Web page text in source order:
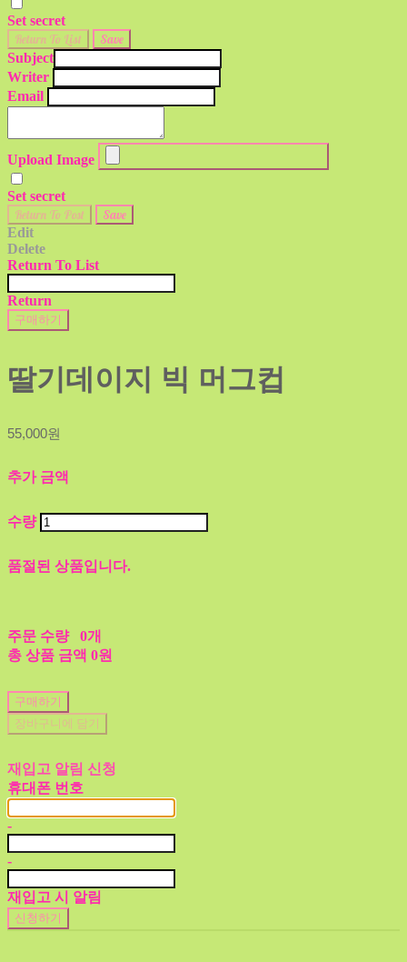
Set secret
Return To List Save
Subject
Writer
Email
Upload Image
Set secret
Return To Post Save
Edit
Delete
Return To List
Return
구매하기
딸기데이지 빅 머그컵
55,000원
추가 금액
수량
품절된 상품입니다.
주문 수량
0개
총 상품 금액 0원
구매하기
장바구니에 담기
재입고 알림 신청
휴대폰 번호
-
-
재입고 시 알림
신청하기